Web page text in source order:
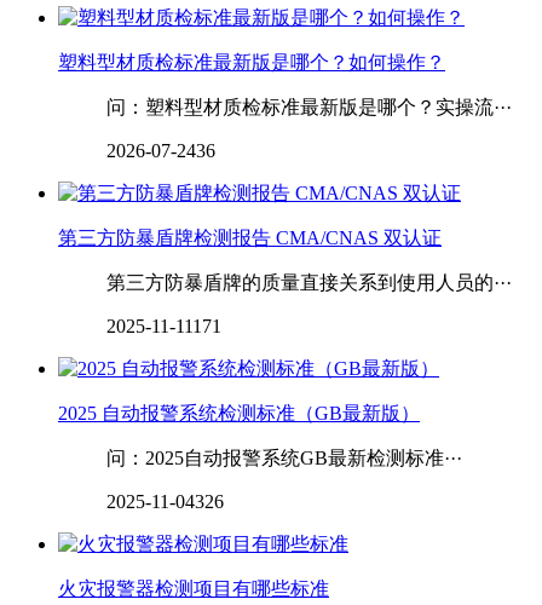
塑料型材质检标准最新版是哪个？如何操作？
问：塑料型材质检标准最新版是哪个？实操流···
2026-07-2436
第三方防暴盾牌检测报告 CMA/CNAS 双认证
第三方防暴盾牌的质量直接关系到使用人员的···
2025-11-11171
2025 自动报警系统检测标准（GB最新版）
问：2025自动报警系统GB最新检测标准···
2025-11-04326
火灾报警器检测项目有哪些标准